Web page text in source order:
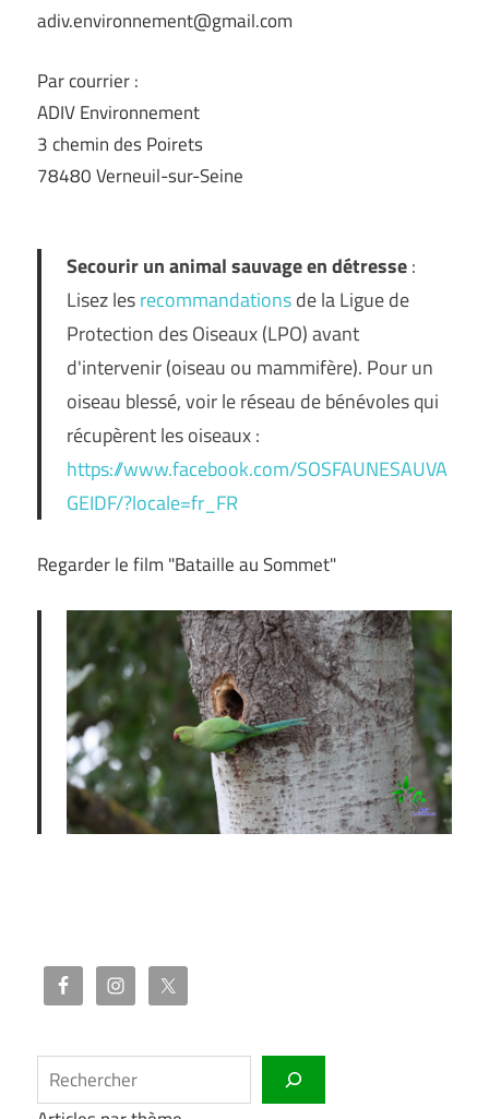
adiv.environnement@gmail.com
Par courrier :
ADIV Environnement
3 chemin des Poirets
78480 Verneuil-sur-Seine
Secourir un animal sauvage en détresse:
Lisez lesrecommandationsde la Ligue de
Protection des Oiseaux (LPO) avant
d'intervenir (oiseau ou mammifère). Pour un
oiseau blessé, voir le réseau de bénévoles qui
récupèrent les oiseaux :
https://www.facebook.com/SOSFAUNESAUVA
GEIDF/?locale=fr_FR
Regarder le film "Bataille au Sommet"
Rechercher